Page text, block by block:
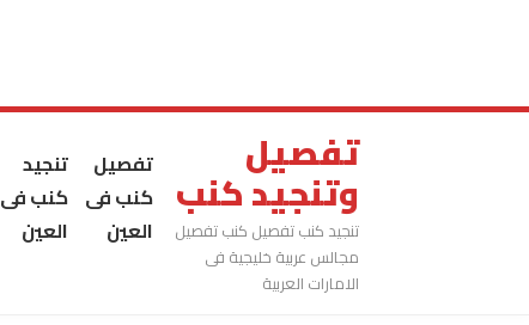
تفصيل
وتنجيد كنب
تنجيد كنب تفصيل كنب تفصيل
مجالس عربية خليجية فى
الامارات العربية
تفصيل
كنب فى
العين
تنجيد
كنب فى
العين